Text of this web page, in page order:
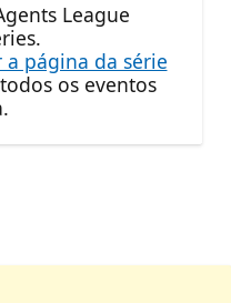
League
a página da série
os eventos